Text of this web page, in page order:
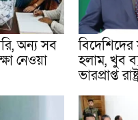
অন্য সব
নেওয়া
বিদেশিদের
হলাম, খুব
ভারপ্রাপ্ত